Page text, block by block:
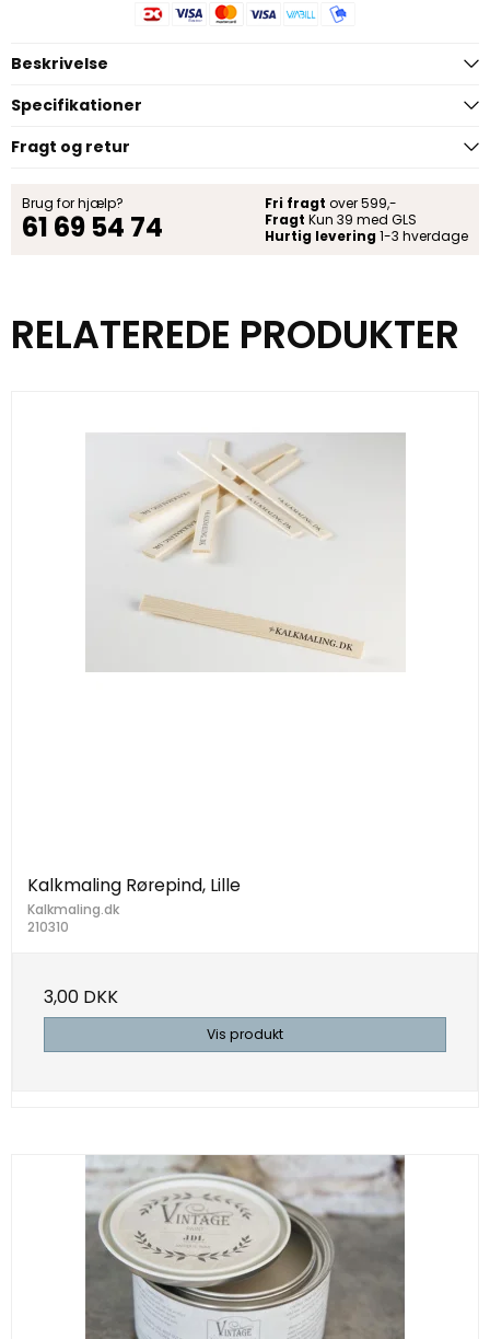
Beskrivelse
Specifikationer
Fragt og retur
Brug for hjælp?
61 69 54 74
Fri fragt over 599,-
Fragt Kun 39 med GLS
Hurtig levering 1-3 hverdage
RELATEREDE PRODUKTER
Kalkmaling Rørepind, Lille
Kalkmaling.dk
210310
3,00 DKK
Vis produkt